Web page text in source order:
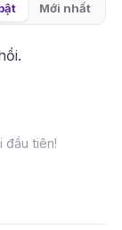
Mới nhất
đầu tiên!